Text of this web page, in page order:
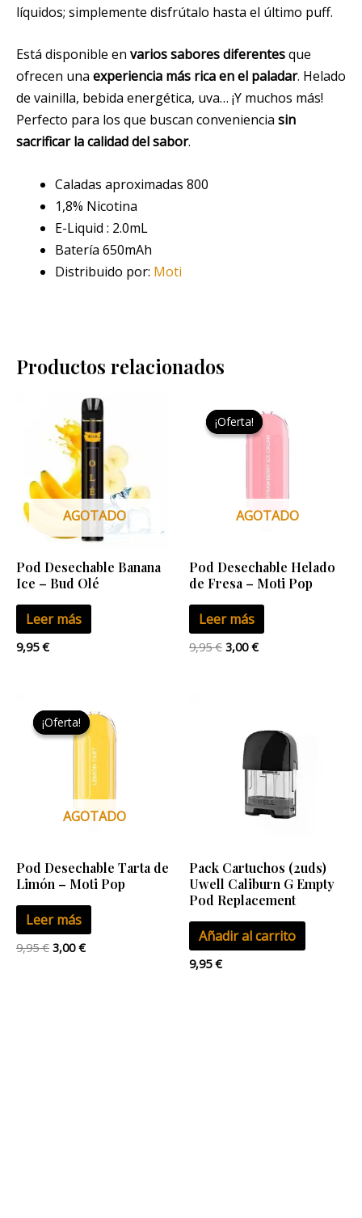
líquidos; simplemente disfrútalo hasta el último puff.
Está disponible en varios sabores diferentesque
ofrecen una experiencia más rica en el paladar. Helado
de vainilla, bebida energética, uva… ¡Y muchos más!
Perfecto para los que buscan conveniencia sin
sacrificar la calidad del sabor.
Caladas aproximadas 800
1,8% Nicotina
E-Liquid : 2.0mL
Batería 650mAh
Distribuido por: Moti
Productos relacionados
AGOTADO
Pod Desechable Banana
Ice – Bud Olé
Leer más
9,95€
¡Oferta!
AGOTADO
¡Oferta!
Pod Desechable Helado
de Fresa – Moti Pop
Leer más
9,95€
precio
original
era:
3,00€
precio
actual
es:
3,00 €.
¡Oferta!
AGOTADO
¡Oferta!
Pod Desechable Tarta de
Limón – Moti Pop
Leer más
9,95€
precio
original
era:
3,00€
precio
actual
es:
3,00 €.
Pack Cartuchos (2uds)
Uwell Caliburn G Empty
Pod Replacement
Añadir al carrito
9,95€